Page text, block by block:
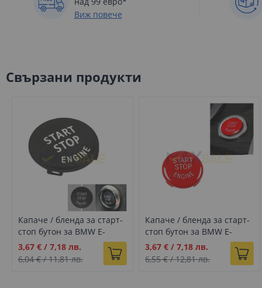
Виж повече
Свързани продукти
Капаче / бленда за старт-
стоп бутон за BMW E-
серия E60 E61 E87 E90 E91
E92 Е70, черно
Промо
цена
3,67 €/ 7,18 лв.
6,04 €/11,81 лв.
Капаче / бленда за старт-
стоп бутон за BMW E-
серия E60 E61 E87 E90 E91
E92 Е70, Червен
Промо
цена
3,67 € /7,18 лв.
6,55 €/12,81 лв.